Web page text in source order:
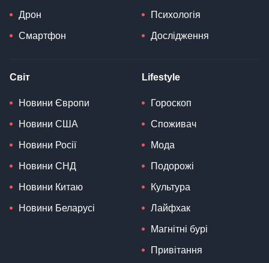
Дрон
Смартфон
Психологія
Дослідження
Світ
Новини Європи
Новини США
Новини Росії
Новини СНД
Новини Китаю
Новини Беларусі
Lifestyle
Гороскоп
Споживач
Мода
Подорожі
Культура
Лайфхак
Магнітні бурі
Привітання